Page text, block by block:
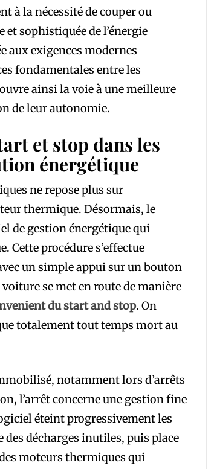
à la nécessité de couper ou
sophistiquée de l’énergie
aux exigences modernes
fondamentales entre les
ainsi la voie à une meilleure
de leur autonomie.
et stop dans les
énergétique
ne repose plus sur
thermique. Désormais, le
de gestion énergétique qui
Cette procédure s’effectue
un simple appui sur un bouton
se met en route de manière
du start and stop. On
totalement tout temps mort au
notamment lors d’arrêts
l’arrêt concerne une gestion fine
éteint progressivement les
décharges inutiles, puis place
moteurs thermiques qui